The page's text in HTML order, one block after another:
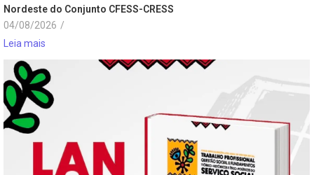
Nordeste do Conjunto CFESS-CRESS
04/08/2026 /
Leia mais